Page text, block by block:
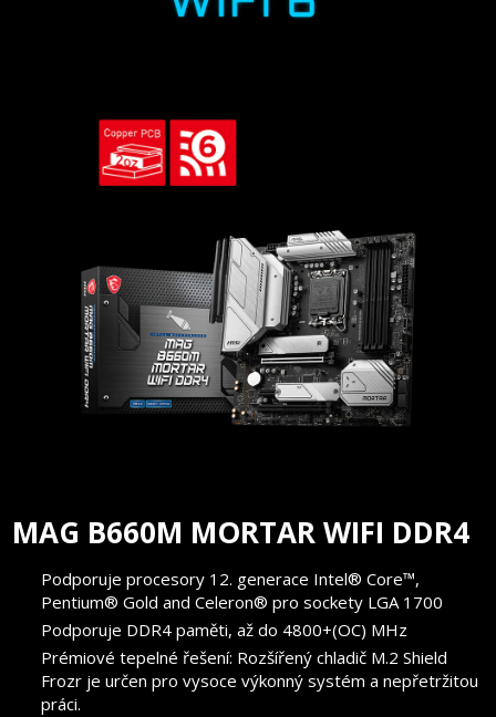
MAG B660M MORTAR WIFI DDR4
Podporuje procesory 12. generace Intel® Core™,
Pentium® Gold and Celeron® pro sockety LGA 1700
Podporuje DDR4 paměti, až do 4800+(OC) MHz
Prémiové tepelné řešení: Rozšířený chladič M.2 Shield
Frozr je určen pro vysoce výkonný systém a nepřetržitou
práci.